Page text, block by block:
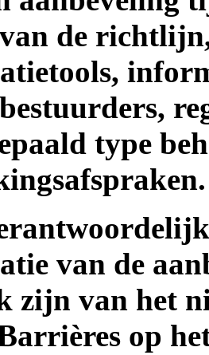
de
type
van de
zijn van het
op